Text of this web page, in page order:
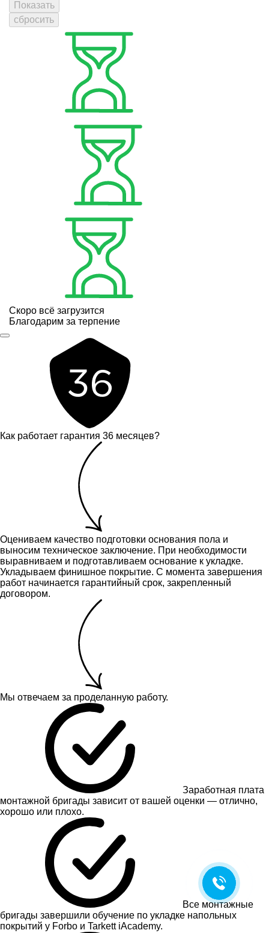
Показать
сбросить
Скоро всё загрузится
Благодарим за терпение
Как работает гарантия 36 месяцев?
Оцениваем качество подготовки основания пола и
выносим техническое заключение. При необходимости
выравниваем и подготавливаем основание к укладке.
Укладываем финишное покрытие. С момента завершения
работ начинается гарантийный срок, закрепленный
договором.
Мы отвечаем за проделанную работу.
Заработная плата
монтажной бригады зависит от вашей оценки — отлично,
хорошо или плохо.
Все монтажные
бригады завершили обучение по укладке напольных
покрытий у Forbo и Tarkett iAcademy.